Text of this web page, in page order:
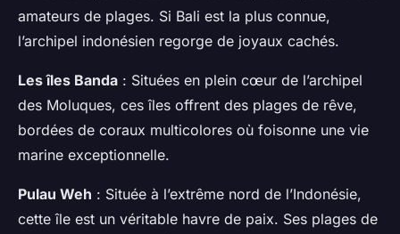
amateurs de plages. Si Bali est la plus connue,
l’archipel indonésien regorge de joyaux cachés.
Les îles Banda : Situées en plein cœur de l’archipel
des Moluques, ces îles offrent des plages de rêve,
bordées de coraux multicolores où foisonne une vie
marine exceptionnelle.
Pulau Weh : Située à l’extrême nord de l’Indonésie,
cette île est un véritable havre de paix. Ses plages de